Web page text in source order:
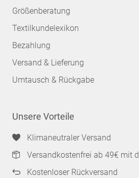
Größenberatung
Textilkundelexikon
Bezahlung
Versand & Lieferung
Umtausch & Rückgabe
Unsere Vorteile
Klimaneutraler Versand
Versandkostenfrei ab 49€ mit
Kostenloser Rückversand